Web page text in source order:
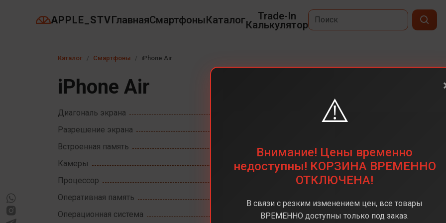
APPLE_STVГлавнаяСмартфоныКаталог Trade-In
Калькулятор
Каталог Смартфоны iPhone Air
iPhone Air
Диагональ экрана
Разрешение экрана
Встроенная память
Камеры
48 мп
Процессор
Apple A19 Pro
Оперативная память
Операционная система
iOS 26
⚠️
Внимание! Цены временно
недоступны! КОРЗИНА ВРЕМЕННО
ОТКЛЮЧЕНА!
В связи с резким изменением цен, все товары
ВРЕМЕННО доступны только под заказ.